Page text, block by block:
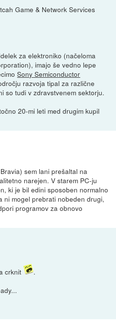
Game & Network Services
za elektroniko (načeloma
imajo še vedno lepe
Sony Semiconductor
razvoja tipal za različne
so tudi v zdravstvenem sektorju.
20-mi leti med drugim kupil
sem lani prešaltal na
narejen. V starem PC-ju
ki je bil edini sposoben normalno
ni mogel prebrati nobeden drugi,
programov za obnovo
crknit
.